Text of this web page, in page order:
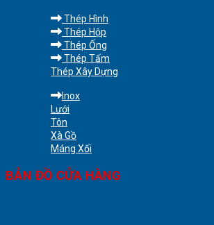
Thép Hình
Thép Hộp
Thép Ống
Thép Tấm
Thép Xây Dựng
Inox
Lưới
Tôn
Xà Gồ
Máng Xối
BẢN ĐỒ CỬA HÀNG